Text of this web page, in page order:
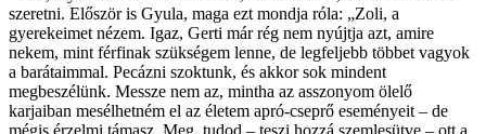
szeretni. Először is Gyula, maga ezt mondja róla: „Zoli, a
gyerekeimet nézem. Igaz, Gerti már rég nem nyújtja azt, amire
nekem, mint férfinak szükségem lenne, de legfeljebb többet vagyok
a barátaimmal. Pecázni szoktunk, és akkor sok mindent
megbeszélünk. Messze nem az, mintha az asszonyom ölelő
karjaiban mesélhetném el az életem apró-cseprő eseményeit – de